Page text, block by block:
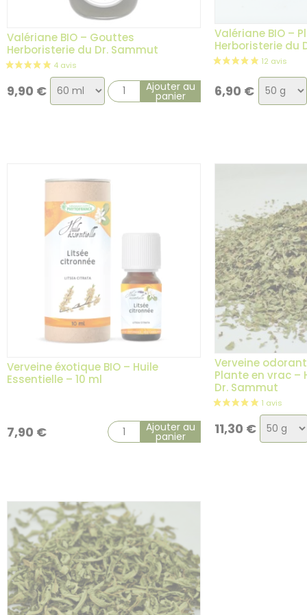
Valériane BIO – Gouttes
Herboristerie du Dr. Sammut
9,90 €
Choix
de
Ajouter au
panier
Valériane BIO –
Herboristerie du
6,90 €
Choix
de
Verveine éxotique BIO – Huile
Essentielle – 10 ml
7,90 € Ajouter au
panier
Verveine
Plante en vrac –
Dr. Sammut
11,30 € Choix
de